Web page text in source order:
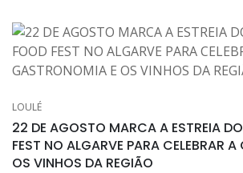
LOULÉ
22 DE AGOSTO MARCA A ESTREIA
FEST NO ALGARVE PARA CELEBRAR
OS VINHOS DA REGIÃO